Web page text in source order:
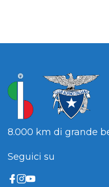
8.000 km di grande
Seguici su